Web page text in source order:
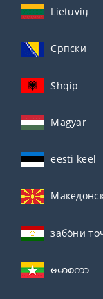
Lietuvių
Српски
Shqip
Magyar
eesti keel
забо́ни
ဗမာစကာ